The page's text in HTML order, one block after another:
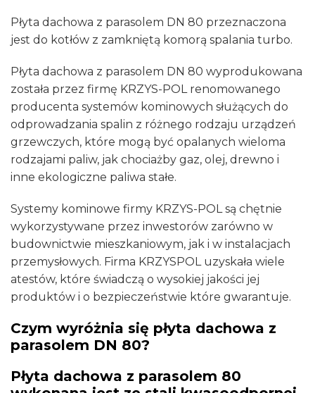
Płyta dachowa z parasolem DN 80 przeznaczona
jest do kotłów z zamkniętą komorą spalania turbo.
Płyta dachowa z parasolem DN 80 wyprodukowana
została przez firmę KRZYS-POL renomowanego
producenta systemów kominowych służących do
odprowadzania spalin z różnego rodzaju urządzeń
grzewczych, które mogą być opalanych wieloma
rodzajami paliw, jak chociażby gaz, olej, drewno i
inne ekologiczne paliwa stałe.
Systemy kominowe firmy KRZYS-POL są chętnie
wykorzystywane przez inwestorów zarówno w
budownictwie mieszkaniowym, jak i w instalacjach
przemysłowych. Firma KRZYSPOL uzyskała wiele
atestów, które świadczą o wysokiej jakości jej
produktów i o bezpieczeństwie które gwarantuje.
Czym wyróżnia się płyta dachowa z
parasolem DN 80?
Płyta dachowa z parasolem 80